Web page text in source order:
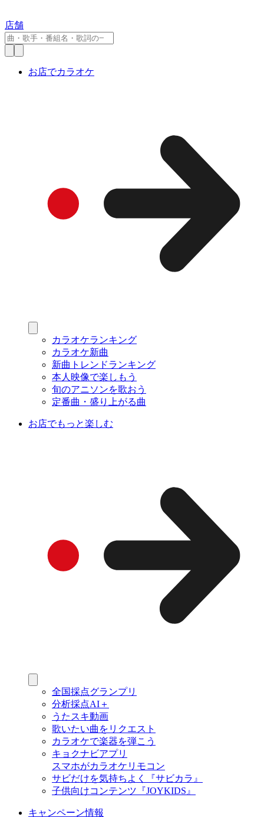
店舗
お店でカラオケ
カラオケランキング
カラオケ新曲
新曲トレンドランキング
本人映像で楽しもう
旬のアニソンを歌おう
定番曲・盛り上がる曲
お店でもっと楽しむ
全国採点グランプリ
分析採点AI＋
うたスキ動画
歌いたい曲をリクエスト
カラオケで楽器を弾こう
キョクナビアプリ
スマホがカラオケリモコン
サビだけを気持ちよく『サビカラ』
子供向けコンテンツ『JOYKIDS』
キャンペーン情報